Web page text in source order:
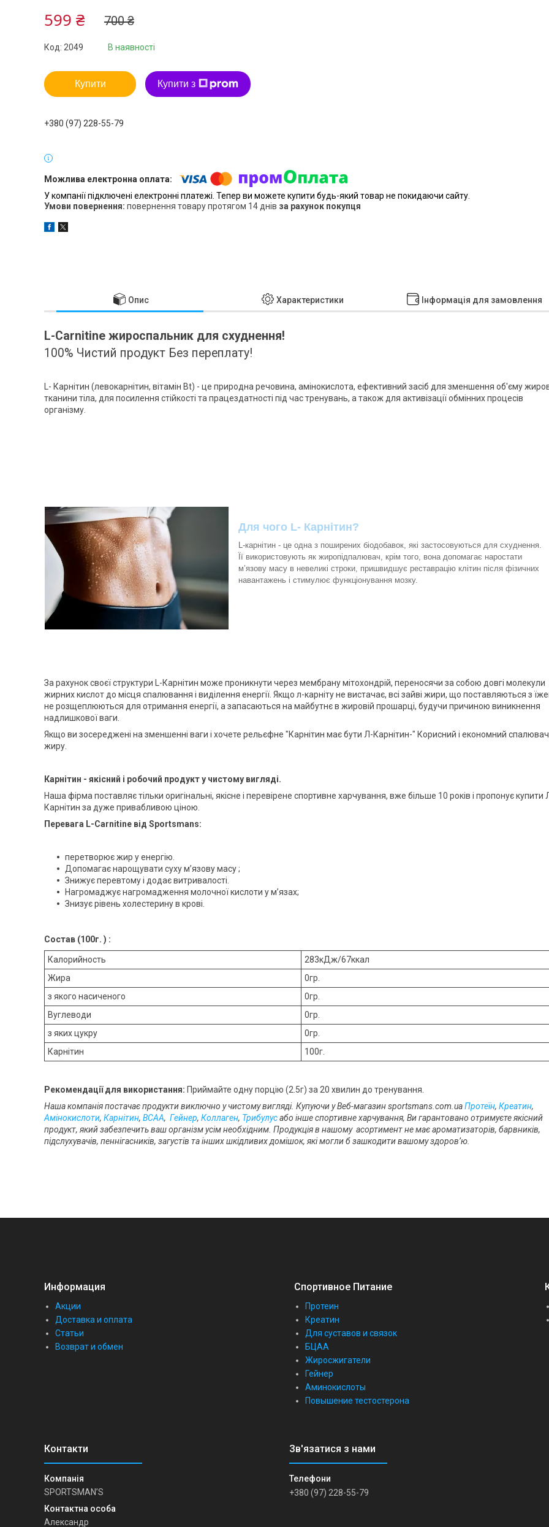
700 ₴
599 ₴
В наявності
Код: 2049
Купити Купити з
+380 (97) 228-55-79
У компанії підключені електронні платежі. Тепер ви можете купити будь-який товар не покидаючи сайту.
повернення товару протягом 14 днів за рахунок покупця
Опис Характеристики Інформація для замовлення
L-Carnitine жироспальник для схуднення!
100% Чистий продукт Без переплату!
L- Карнітин (левокарнітин, вітамін Bt) - це природна речовина, амінокислота, ефективний засіб для зменшення об'єму
тканини тіла, для посилення стійкості та працездатності під час тренувань, а також для активізації обмінних процесів
організму.
Для чого L- Карнітин?
L-карнітин - це одна з поширених біодобавок, які застосовуються для схуднення.
Її використовують як жиропідпалювач, крім того, вона допомагає наростати
м’язову масу в невеликі строки, пришвидшує реставрацію клітин після фізичних
навантажень і стимулює функціонування мозку.
За рахунок своєї структури L-Карнітин може проникнути через мембрану мітохондрій, переносячи за собою довгі молекули
жирних кислот до місця спалювання і виділення енергії. Якщо л-карніту не вистачає, всі зайві жири, що поставляються з
не розщеплюються для отримання енергії, а запасаються на майбутнє в жировій прошарці, будучи причиною виникнення
надлишкової ваги.
Якщо ви зосереджені на зменшенні ваги і хочете рельєфне "Карнітин має бути Л-Карнітин-" Корисний і економний спалювач
жиру.
Карнітин - якісний і робочий продукт у чистому вигляді.
Наша фірма поставляє тільки оригінальні, якісне і перевірене спортивне харчування, вже більше 10 років і пропонує купити
Карнітин за дуже привабливою ціною.
Перевага L-Carnitine від Sportsmans:
перетворює жир у енергію.
Допомагає нарощувати суху м’язову масу ;
Знижує перевтому і додає витривалості.
Нагромаджує нагромадження молочної кислоти у м’язах;
Знизує рівень холестерину в крові.
Состав (100г. ) :
Калорийность
283кДж/67ккал
Жира
0гр.
з якого насиченого
0гр.
Вуглеводи
0гр.
з яких цукру
0гр.
Карнітин
100г.
Рекомендації для використання: Приймайте одну порцію (2.5г) за 20 хвилин до тренування.
Наша компанія постачає продукти виключно у чистому вигляді. Купуючи у Веб-магазин sportsmans.com.uaПротеїн, Креатин,
Амінокислоти, Карнітин, BCAA, Гейнер, Коллаген, Трибулусабо інше спортивне харчування, Ви гарантовано отримуєте якісний
продукт, який забезпечить ваш організм усім необхідним. Продукція в нашому асортимент не має ароматизаторів, барвників,
підслухувачів, пеннігасників, загустів та інших шкідливих домішок, які могли б зашкодити вашому здоров’ю.
Информация
Акции
Доставка и оплата
Статьи
Возврат и обмен
Спортивное Питание
Протеин
Креатин
Для суставов и связок
БЦАА
Жиросжигатели
Гейнер
Аминокислоты
Повышение тестостерона
SPORTSMAN’S
Александр
+380 (97) 228-55-79